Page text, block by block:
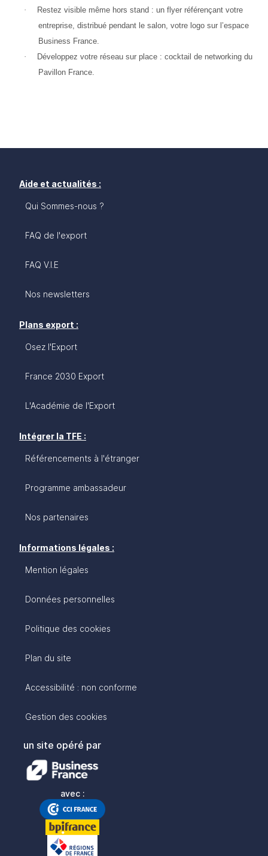
·
Restez visible même hors stand : un flyer référençant votre
entreprise, distribué pendant le salon, votre logo sur l’espace
Business France.
·
Développez votre réseau sur place : cocktail de networking du
Pavillon France.
Aide et actualités :
Qui Sommes-nous ?
FAQ de l'export
FAQ V.I.E
Nos newsletters
Plans export :
Osez l'Export
France 2030 Export
L'Académie de l'Export
Intégrer la TFE :
Référencements à l'étranger
Programme ambassadeur
Nos partenaires
Informations légales :
Mention légales
Données personnelles
Politique des cookies
Plan du site
Accessibilité : non conforme
Gestion des cookies
un site opéré par
avec :